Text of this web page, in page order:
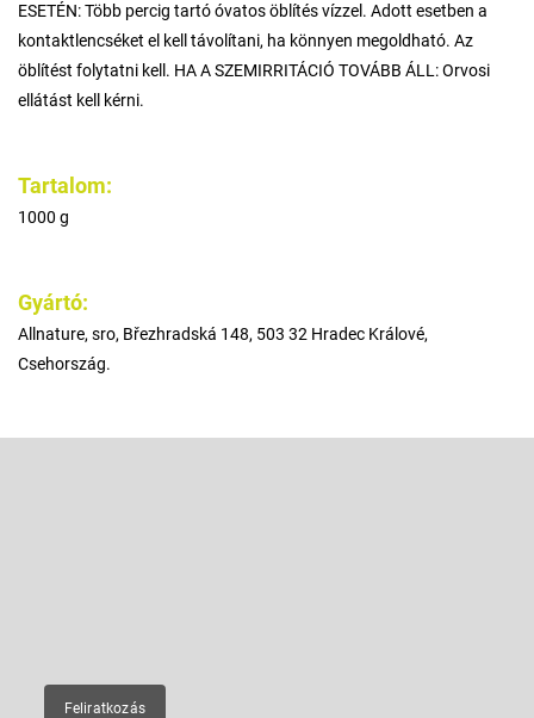
ESETÉN: Több percig tartó óvatos öblítés vízzel. Adott esetben a
kontaktlencséket el kell távolítani, ha könnyen megoldható. Az
öblítést folytatni kell. HA A SZEMIRRITÁCIÓ TOVÁBB ÁLL: Orvosi
ellátást kell kérni.
Tartalom:
1000 g
Gyártó:
Allnature, sro, Březhradská 148, 503 32 Hradec Králové,
Csehország.
Feliratkozás